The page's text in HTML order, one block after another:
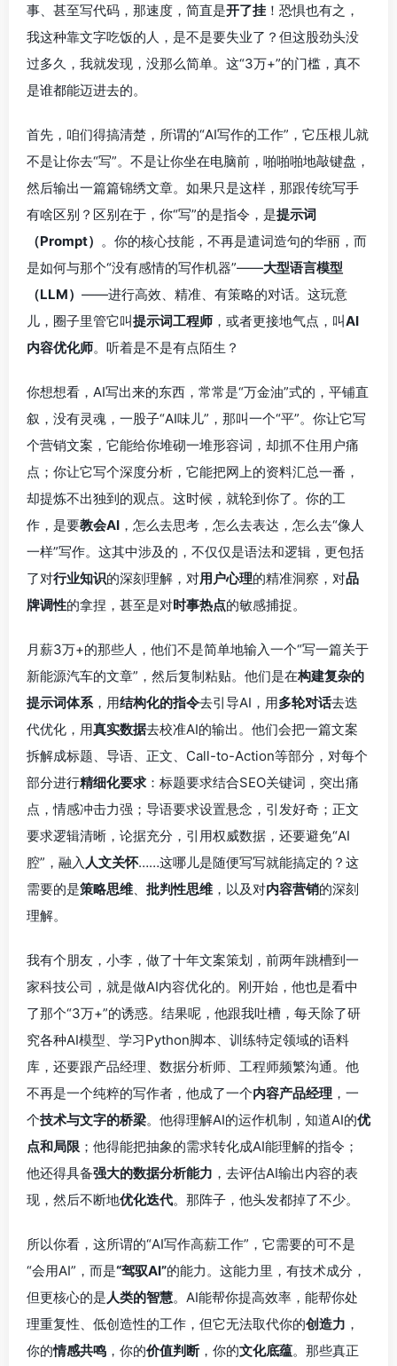
事、甚至写代码，那速度，简直是开了挂 ！恐惧也有之，
我这种靠文字吃饭的人，是不是要失业了？但这股劲头没
过多久，我就发现，没那么简单。这“3万+”的门槛，真不
是谁都能迈进去的。
首先，咱们得搞清楚，所谓的“AI写作的工作”，它压根儿就
不是让你去“写”。不是让你坐在电脑前，啪啪啪地敲键盘，
然后输出一篇篇锦绣文章。如果只是这样，那跟传统写手
有啥区别？区别在于，你“写”的是指令，是提示词
（Prompt） 。你的核心技能，不再是遣词造句的华丽，而
是如何与那个“没有感情的写作机器”——大型语言模型
（LLM） ——进行高效、精准、有策略的对话。这玩意
儿，圈子里管它叫提示词工程师 ，或者更接地气点，叫AI
内容优化师。听着是不是有点陌生？
你想想看，AI写出来的东西，常常是“万金油”式的，平铺直
叙，没有灵魂，一股子“AI味儿”，那叫一个“平”。你让它写
个营销文案，它能给你堆砌一堆形容词，却抓不住用户痛
点；你让它写个深度分析，它能把网上的资料汇总一番，
却提炼不出独到的观点。这时候，就轮到你了。你的工
作，是要教会AI ，怎么去思考，怎么去表达，怎么去“像人
一样”写作。这其中涉及的，不仅仅是语法和逻辑，更包括
了对行业知识的深刻理解，对用户心理的精准洞察，对品
牌调性的拿捏，甚至是对时事热点的敏感捕捉。
月薪3万+的那些人，他们不是简单地输入一个“写一篇关于
新能源汽车的文章”，然后复制粘贴。他们是在构建复杂的
提示词体系 ，用结构化的指令去引导AI，用多轮对话去迭
代优化，用真实数据去校准AI的输出。他们会把一篇文案
拆解成标题、导语、正文、Call-to-Action等部分，对每个
部分进行精细化要求 ：标题要求结合SEO关键词，突出痛
点，情感冲击力强；导语要求设置悬念，引发好奇；正文
要求逻辑清晰，论据充分，引用权威数据，还要避免“AI
腔”，融入 人文关怀……这哪儿是随便写写就能搞定的？这
需要的是策略思维 批判性思维 ，以及对内容营销的深刻
理解。
我有个朋友，小李，做了十年文案策划，前两年跳槽到一
家科技公司，就是做AI内容优化的。刚开始，他也是看中
了那个“3万+”的诱惑。结果呢，他跟我吐槽，每天除了研
究各种AI模型、学习Python脚本、训练特定领域的语料
库，还要跟产品经理、数据分析师、工程师频繁沟通。他
不再是一个纯粹的写作者，他成了一个内容产品经理 ，一
个技术与文字的桥梁。他得理解AI的运作机制，知道AI的优
点和局限 ；他得能把抽象的需求转化成AI能理解的指令；
他还得具备强大的数据分析能力 ，去评估AI输出内容的表
现，然后不断地优化迭代。那阵子，他头发都掉了不少。
所以你看，这所谓的“AI写作高薪工作”，它需要的可不是
“会用AI”，而是“驾驭AI”的能力。这能力里，有技术成分，
但更核心的是 人类的智慧。AI能帮你提高效率，能帮你处
理重复性、低创造性的工作，但它无法取代你的创造力 ，
你的情感共鸣 ，你的价值判断，你的文化底蕴。那些真正